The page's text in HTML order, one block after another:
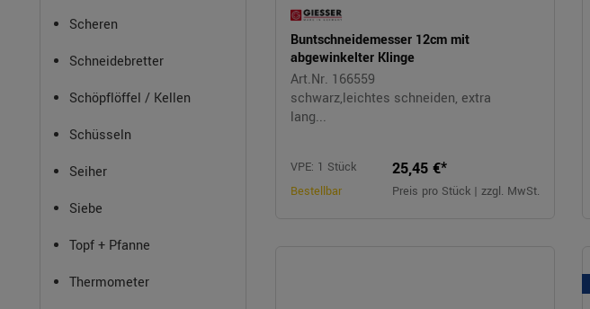
Scheren
Schneidebretter
Schöpflöffel / Kellen
Schüsseln
Seiher
Siebe
Topf + Pfanne
Thermometer
Buntschneidemesser 12cm mit
abgewinkelter Klinge
Art.Nr. 166559
schwarz,leichtes schneiden, extra
lang...
VPE: 1 Stück
Bestellbar
25,45 €*
Preis pro Stück | zzgl. MwSt.